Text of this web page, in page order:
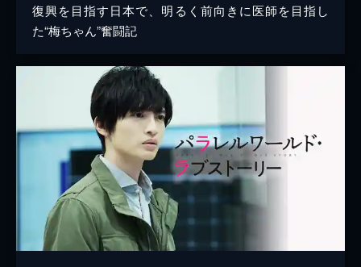
復興を目指す日本で、明るく前向きに医師を目指し
た“梅ちゃん”奮闘記